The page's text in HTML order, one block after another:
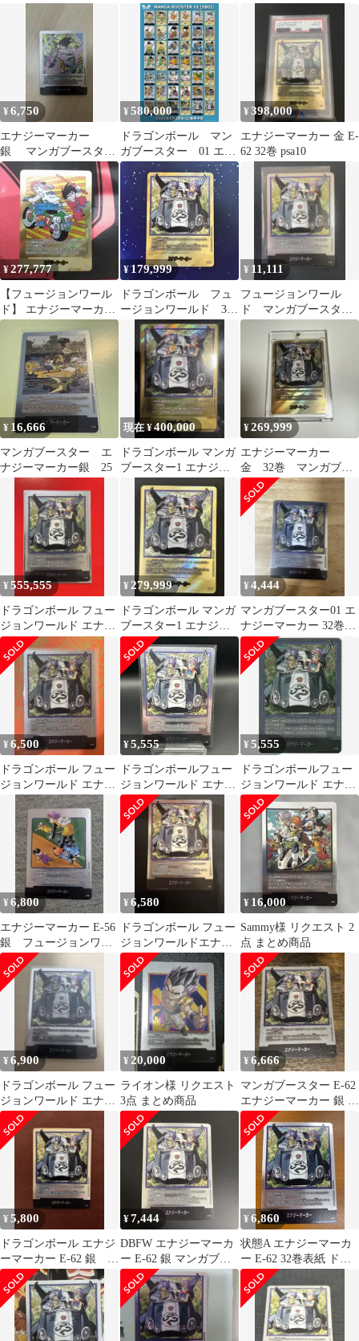
エナジーマーカー 銀 E-
62 32巻
¥6,750
エナジーマーカー
銀 マンガブースター
E-80 26巻
¥580,000
ドラゴンボール マン
ガブースター 01 エナ
ジーマーカー 銀 コ
ンプリート
¥398,000
エナジーマーカー 金 E-
62 32巻 psa10
¥277,777
【フュージョンワール
ド】 エナジーマーカ
ー 金 7巻
¥179,999
ドラゴンボール フュ
ージョンワールド 32
巻 金 エナジーマー
カー E-62
¥ 11,111
フュージョンワール
ド マンガブースター
エナジーマーカー 銀 E-
62 32巻
¥ 16,666
マンガブースター エ
ナジーマーカー銀 25
現在 ¥400,000
ドラゴンボール マンガ
ブースター1 エナジー
マーカー32巻 金 E-62
¥269,999
エナジーマーカー
金 32巻 マンガブー
スター1 フュージョン
ワールド
¥555,555
ドラゴンボール フュー
ジョンワールド エナジ
ーマーカー 32巻 E-62
漫画
¥279,999
ドラゴンボール マンガ
ブースター1 エナジー
マーカー32巻 金 E-62
¥4,444
マンガブースター01 エ
ナジーマーカー 32巻表
紙 フュージョンワール
ド
¥6,500
ドラゴンボール フュー
ジョンワールド エナジ
ーマーカー E-62 32巻
¥5,555
ドラゴンボールフュー
ジョンワールド エナジ
ーマーカー E-62
¥5,555
ドラゴンボールフュー
ジョンワールド エナジ
ーマーカー E-62 32巻
表紙
¥6,800
エナジーマーカー E-56
銀 フュージョンワー
ルド 漫画 21巻
¥6,580
ドラゴンボール フュー
ジョンワールドエナジ
ーマーカー E-62銀 32巻
¥ 16,000
Sammy様 リクエスト 2
点 まとめ商品
¥6,900
ドラゴンボール フュー
ジョンワールド エナジ
ーマーカー E-62 銀
¥ 20,000
ライオン様 リクエスト
3点 まとめ商品
¥6,666
マンガブースター E-62
エナジーマーカー 銀 32
巻
¥5,800
ドラゴンボール エナジ
ーマーカー E-62 銀 32
巻
¥7,444
DBFW エナジーマーカ
ー E-62 銀 マンガブー
スター01 32巻
¥6,860
状態A エナジーマーカ
ー E-62 32巻表紙 ドラ
ゴンボールFW フュー
ジョンワールド